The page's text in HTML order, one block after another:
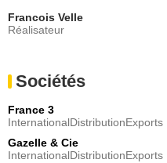
Francois Velle
Réalisateur
Sociétés
France 3
InternationalDistributionExports
Gazelle & Cie
InternationalDistributionExports